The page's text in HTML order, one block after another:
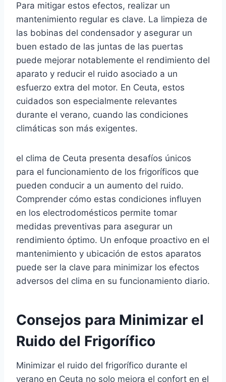
Para mitigar estos efectos, realizar un
mantenimiento regular es clave. La limpieza de
las bobinas del condensador y asegurar un
buen estado de las juntas de las puertas
puede mejorar notablemente el rendimiento del
aparato y reducir el ruido asociado a un
esfuerzo extra del motor. En Ceuta, estos
cuidados son especialmente relevantes
durante el verano, cuando las condiciones
climáticas son más exigentes.
el clima de Ceuta presenta desafíos únicos
para el funcionamiento de los frigoríficos que
pueden conducir a un aumento del ruido.
Comprender cómo estas condiciones influyen
en los electrodomésticos permite tomar
medidas preventivas para asegurar un
rendimiento óptimo. Un enfoque proactivo en el
mantenimiento y ubicación de estos aparatos
puede ser la clave para minimizar los efectos
adversos del clima en su funcionamiento diario.
Consejos para Minimizar el
Ruido del Frigorífico
Minimizar el ruido del frigorífico durante el
verano en Ceuta no solo mejora el confort en el